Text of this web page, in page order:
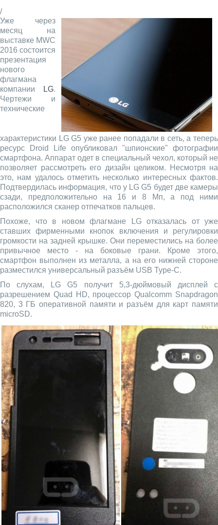
/
Уже через
месяц на
выставке MWC
2016 состоится
презентация
нового
флагмана
компании
LG.
Чертежи и
технические
характеристики LG G5 уже ранее попадали в сеть, а теперь
ресурс Droid Life опубликовал "шпионские" фотографии
смартфона. Аппарат одет в специальный чехол, который не
позволяет рассмотреть его дизайн целиком. Несмотря на
это, нам удалось отметить несколько интересных фактов.
Подтвердилась информация, что у LG G5 будет две камеры
сзади, предположительно на 16 и 8 Мп, а под ними
расположился сканер отпечатков пальцев.
Похоже, что в новом флагмане LG отказалась от уже
ставших фирменными кнопок включения и регулировки
громкости на задней крышке. Они переместились на более
привычное место - на боковые грани. Кроме этого,
смартфон выполнен из металла, а на его нижней стороне
разместился универсальный разъём USB Type-C.
По слухам, LG G5 получит 5,3-дюймовый дисплей с
разрешением Quad HD, процессор Qualcomm Snapdragon
820, 3 ГБ оперативной памяти и разъём для карт памяти
microSD.